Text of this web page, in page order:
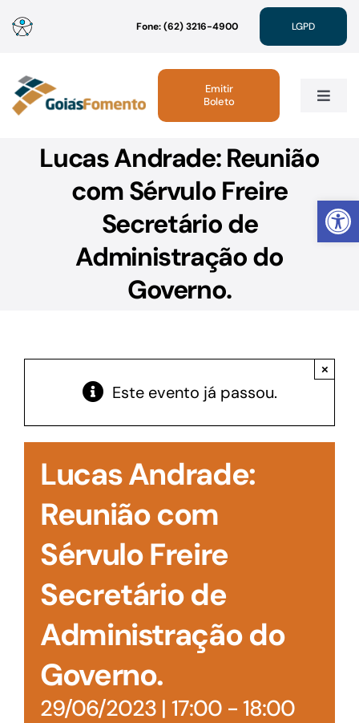
Abrir
para
conteúdo
Fone: (62) 3216-4900 LGPD
Toggle
Institucional
Atendimento
Emitir
Boleto
Lucas Andrade: Reunião
com Sérvulo Freire
Secretário de
Administração do
Governo.
Este evento já passou.
×
Lucas Andrade:
Reunião com
Sérvulo Freire
Secretário de
Administração do
Governo.
29/06/2023 | 17:00- 18:00